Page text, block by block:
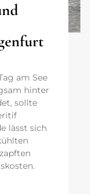
am See
hinter
sollte
lässt sich